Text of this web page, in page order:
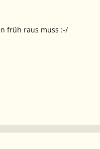
früh raus muss :-/